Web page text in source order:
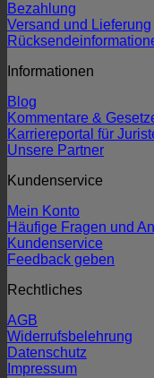
Bezahlung
Versand und Lieferung
Informationen
Blog
Kommentare &
Karriereportal für
Unsere Partner
Kundenservice
Mein Konto
Häufige Fragen und
Kundenservice
Feedback geben
Rechtliches
AGB
Widerrufsbelehrung
Datenschutz
Impressum